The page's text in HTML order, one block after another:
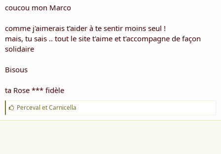
coucou mon Marco
comme j'aimerais t'aider à te sentir moins seul !
mais, tu sais .. tout le site t'aime et t'accompagne de façon
solidaire
Bisous
ta Rose *** fidèle
J
'
a
Perceval etCarnicella